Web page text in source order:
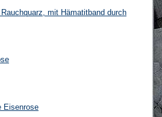
mit Hämatitband durch
Eisenrose